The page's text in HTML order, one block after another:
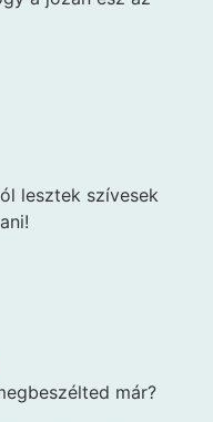
lesztek szívesek
már?